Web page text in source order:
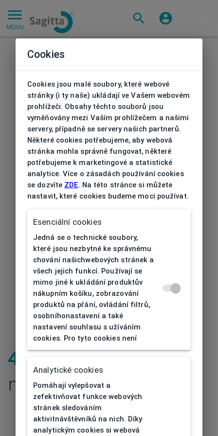
MENU
404
nenalezena
Cookies
Cookies jsou malé soubory, které webové
stránky (i ty naše) ukládají ve Vašem webovém
prohlížeči. Obsahy těchto souborů jsou
vyměňovány mezi Vaším prohlížečem a našimi
servery, případně se servery našich partnerů.
Některé cookies potřebujeme, aby webová
stránka mohla správně fungovat, některé
potřebujeme k marketingové a statistické
analytice. Více o zásadách používání cookies
se dozvíte ZDE. Na této stránce si můžete
nastavit, které cookies budeme moci používat.
Esenciální cookies
Jedná se o technické soubory,
které jsou nezbytné ke správnému
chování našichwebových stránek a
všech jejich funkcí. Používají se
mimo jiné k ukládání produktův
nákupním košíku, zobrazování
produktů na přání, ovládání filtrů,
osobníhonastavení a také
nastavení souhlasu s užíváním
cookies. Pro tyto cookies není
Analytické cookies
Pomáhají vylepšovat a
zefektivňovat funkce webových
stránek sledováním
aktivitnávštěvníků na nich. Díky
analytickým cookies si webová